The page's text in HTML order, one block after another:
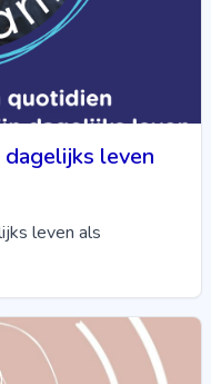
leven
leven als